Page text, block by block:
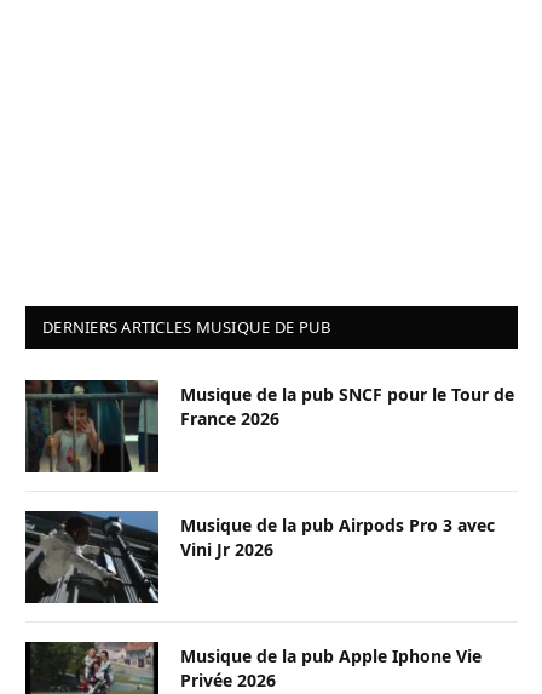
DERNIERS ARTICLES MUSIQUE DE PUB
Musique de la pub SNCF pour le Tour de
France 2026
Musique de la pub Airpods Pro 3 avec
Vini Jr 2026
Musique de la pub Apple Iphone Vie
Privée 2026